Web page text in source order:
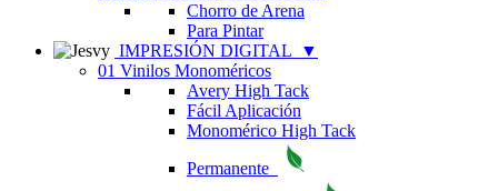
Chorro de Arena
Para Pintar
IMPRESIÓN DIGITAL
▼
01 Vinilos Monoméricos
Avery High Tack
Fácil Aplicación
Monomérico High Tack
Permanente